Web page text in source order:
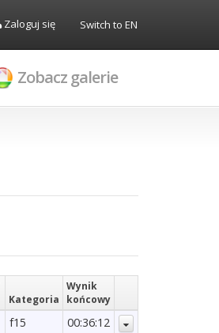
Zaloguj się Switch to EN
Zobacz galerie
Kategoria
Wynik
końcowy
f15 00:36:12